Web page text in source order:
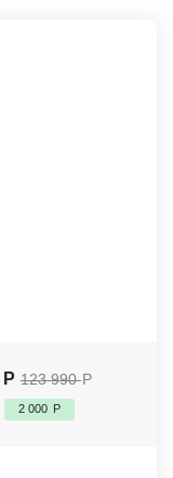
Р 123 990 Р
2 000 Р